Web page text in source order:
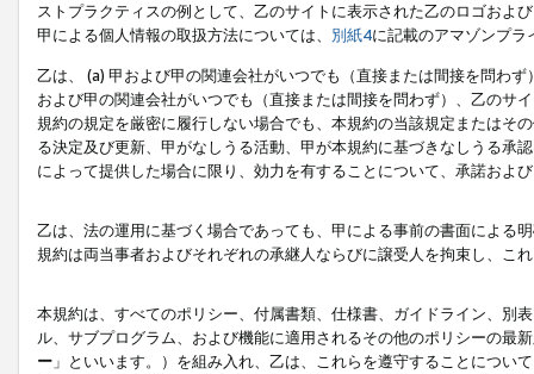
ストプラクティスの例として、乙のサイトに表示された乙のロゴおよ
甲による個人情報の取扱方法については、 別紙4に記載のアマゾンプ
乙は、 (a) 甲および甲の関連会社がいつでも（直接または間接を問わ
および甲の関連会社がいつでも（直接または間接を問わず）、乙のサ
規約の規定を厳密に履行しない場合でも、本規約の当該規定またはそ
る決定及び更新、甲がなしうる活動、甲が本規約に基づきなしうる承
によって提供した場合に限り、効力を有することについて、承諾およ
乙は、法の運用に基づく場合であっても、甲による事前の書面による
規約は両当事者およびそれぞれの承継人ならびに譲受人を拘束し、こ
本規約は、すべてのポリシー、付属書類、仕様書、ガイドライン、別
ル、サブプログラム、および機能に適用されるその他のポリシーの最
ー 」といいます。）を組み入れ、乙は、これらを遵守することにつ